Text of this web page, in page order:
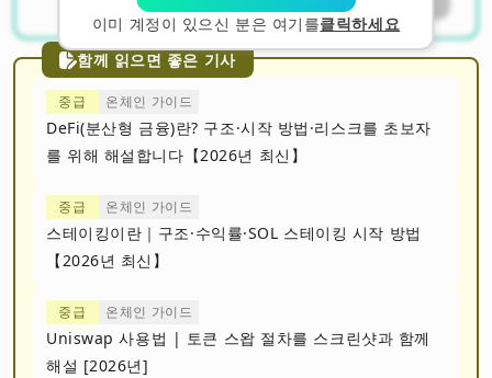
이미 계정이 있으신 분은 여기를클릭하세요
함께 읽으면 좋은 기사
중급 온체인 가이드
DeFi(분산형 금융)란? 구조·시작 방법·리스크를 초보자
를 위해 해설합니다【2026년 최신】
중급 온체인 가이드
스테이킹이란｜구조·수익률·SOL 스테이킹 시작 방법
【2026년 최신】
중급 온체인 가이드
Uniswap 사용법 | 토큰 스왑 절차를 스크린샷과 함께
해설 [2026년]